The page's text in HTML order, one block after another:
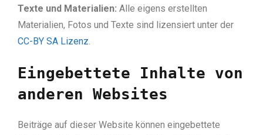
Texte und Materialien: Alle eigens erstellten
Materialien, Fotos und Texte sind lizensiert unter der
CC-BY SA Lizenz.
Eingebettete Inhalte von
anderen Websites
Beiträge auf dieser Website können eingebettete